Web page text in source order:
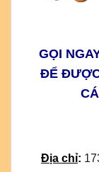
GỌI
ĐỂ
Địa chỉ: